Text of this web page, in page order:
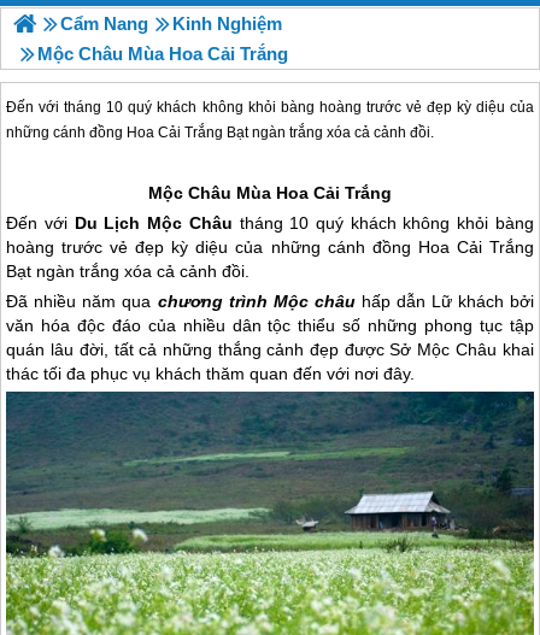
Cẩm Nang
Kinh Nghiệm
Mộc Châu Mùa Hoa Cải Trắng
Đến vớitháng 10 quý khách không khỏi bàng hoàng trước vẻ đẹp kỳ diệu của
những cánh đồng Hoa Cải Trắng Bạt ngàn trắng xóa cả cảnh đồi.
Mộc Châu Mùa Hoa Cải Trắng
Đến với Du Lịch Mộc Châu tháng 10 quý khách không khỏi bàng
hoàng trước vẻ đẹp kỳ diệu của những cánh đồng Hoa Cải Trắng
Bạt ngàn trắng xóa cả cảnh đồi.
Đã nhiều năm qua chương trình Mộc châu hấp dẫn Lữ khách bởi
văn hóa độc đáo của nhiều dân tộc thiểu số những phong tục tập
quán lâu đời, tất cả những thắng cảnh đẹp được Sở Mộc Châu khai
thác tối đa phục vụ khách thăm quan đến với nơi đây.